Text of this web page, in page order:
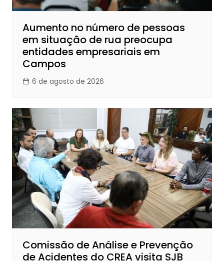
Aumento no número de pessoas
em situação de rua preocupa
entidades empresariais em
Campos
6 de agosto de 2026
Comissão de Análise e Prevenção
de Acidentes do CREA visita SJB